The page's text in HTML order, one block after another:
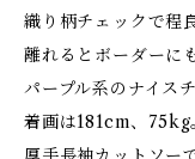
織り柄チェックで程
離れるとボーダーに
パープル系のナイスチ
着画は181cm、75kg